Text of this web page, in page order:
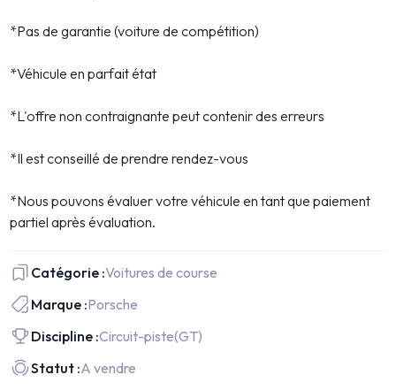
*Pas de garantie (voiture de compétition)
*Véhicule en parfait état
*L'offre non contraignante peut contenir des erreurs
*Il est conseillé de prendre rendez-vous
*Nous pouvons évaluer votre véhicule en tant que paiement
partiel après évaluation.
Catégorie :Voitures de course
Marque :Porsche
Discipline :Circuit-piste(GT)
Statut :A vendre